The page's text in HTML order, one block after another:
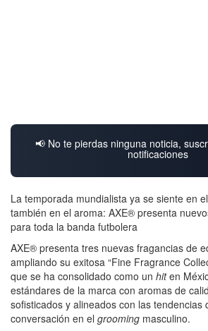
📢 No te pierdas ninguna noticia,
notificaciones
La temporada mundialista ya se siente en
también en el aroma: AXE® presenta
para toda la banda futbolera
AXE® presenta tres nuevas fragancias de
ampliando su exitosa “Fine Fragrance
que se ha consolidado como un hiten
estándares de la marca con aromas de
sofisticados y alineados con las tendencias
conversación en el grooming masculino.